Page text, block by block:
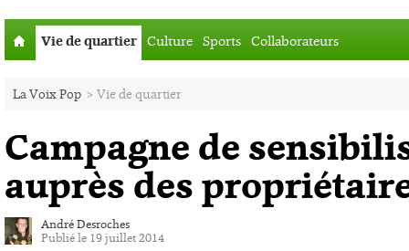
Vie de quartier Culture Sports Collaborateurs
La Voix Pop > Vie de quartier
Campagne de
auprès des
André Desroches
Publié le 19 juillet 2014